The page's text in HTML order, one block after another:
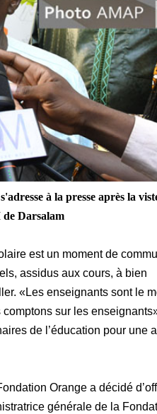
à la presse après la
de Darsalam
est un moment de
assidus aux cours, à bien
«Les enseignants sont le
sur les
de l’éducation pour une
Orange a décidé
générale de la